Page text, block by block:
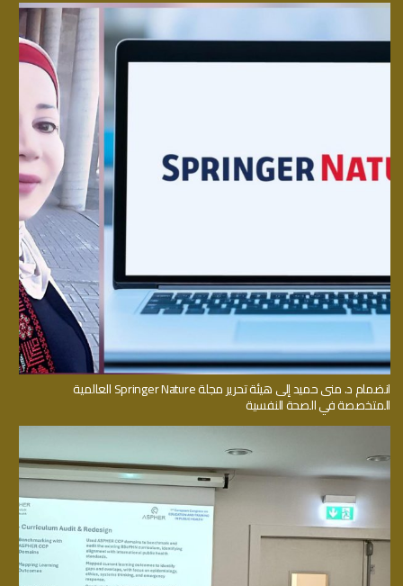
انضمام د. منى حميد إلى هيئة تحرير مجلة Springer Nature العالمية
المتخصصة في الصحة النفسية